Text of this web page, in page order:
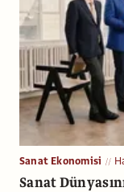
Sanat Ekonomisi
Sanat